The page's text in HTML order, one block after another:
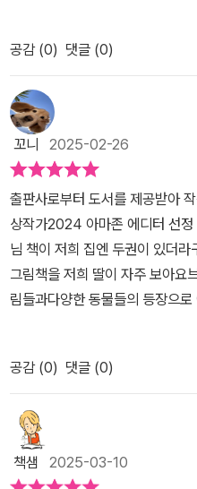
길, 보는 모습, 생각들은 색연필,
습, 생각은 아크릴 물감으로 그리
림책입니다.
모습대로같은 상황이어도 다른
가도 개는 조심스러워 보이는데
냇물을 건너고,기슭을 오르고,두꺼비를 쫓고, 잠
동 끝도망치는 둘의 뒷모습은 베
도,그 상황에서 즐기고,최선을 다
로 또 같이 오르는 부분은글자를
어두운 밤길을 무사히 가길 바라
던 둘이집으로 돌아오고 나서따
비슷한 표현으로 부드럽게 보인
해와 함께모험과 우정을 함께 나
다는걸.세상을 바라보는 관점이
가는 방식은비슷하다는 걸 다시
처럼-!!💜올리에서 제공받아 주
램 #책스타그램 #신간소개 #신간그림책 #그
책과일상 #독서맛집 #강심수정
공감 (0) 댓글 (0)
꼬니 2025-02-26
출판사로부터 도서를 제공받아
상작가2024 아마존 에디터 선
님 책이 저희 집엔 두권이 있더
그림책을 저희 딸이 자주 보아요
림들과다양한 동물들의 등장으
등장을 해요둘이 함께 집으로 돌
게 느끼는 모험이 펼쳐진답니다
참 다른 성향을 지닌 동물인데책
에서부터 두 친구는 함께 출발합
없는 그림들이 가득해요!강아지
특유의 느낌이묻어나게 그려진
공감 (0) 댓글 (0)
책샘 2025-03-10